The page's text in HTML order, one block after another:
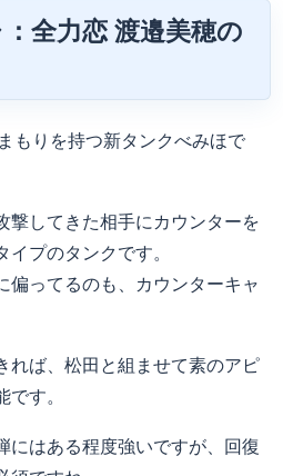
：全力恋渡邉美穂の
もりを持つ新タンクべみほで
撃してきた相手にカウンターを
プのタンクです。
偏ってるのも、カウンターキャ
れば、松田と組ませて素のアピ
です。
にはある程度強いですが、回復